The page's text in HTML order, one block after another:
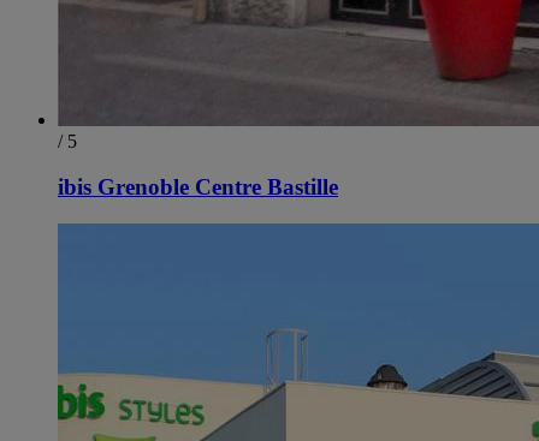
/ 5
ibis Grenoble Centre Bastille